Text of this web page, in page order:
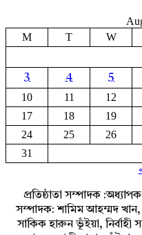
M
T W
3
4 5
10
11 12
17
18 19
24
25 26
31
প্রতিষ্ঠাতা সম্পাদক
সম্পাদক: শামিম আহম্মদ খান,
সাকিক হারুন ভূঁইয়া, নির্বাহী